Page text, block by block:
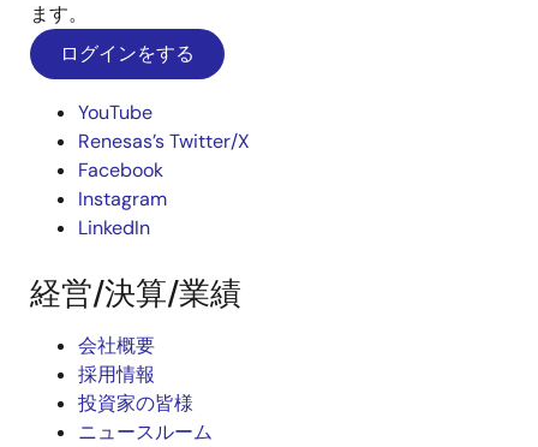
ます。
ログインをする
YouTube
Renesas’s Twitter/X
Facebook
Instagram
LinkedIn
経営/決算/業績
会社概要
採用情報
投資家の皆様
ニュースルーム